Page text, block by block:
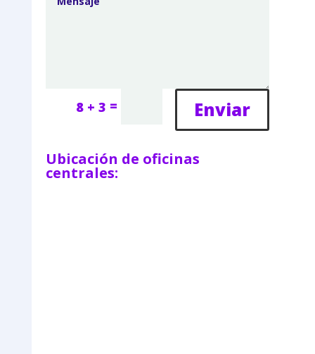
8 + 3 = Enviar
Ubicación de oficinas
centrales: